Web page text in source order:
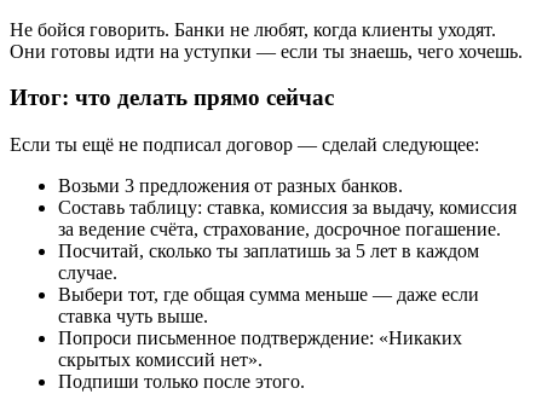
Не бойся говорить. Банки не любят, когда клиенты уходят.
Они готовы идти на уступки — если ты знаешь, чего хочешь.
Итог: что делать прямо сейчас
Если ты ещё не подписал договор — сделай следующее:
Возьми 3 предложения от разных банков.
Составь таблицу: ставка, комиссия за выдачу, комиссия
за ведение счёта, страхование, досрочное погашение.
Посчитай, сколько ты заплатишь за 5 лет в каждом
случае.
Выбери тот, где общая сумма меньше — даже если
ставка чуть выше.
Попроси письменное подтверждение: «Никаких
скрытых комиссий нет».
Подпиши только после этого.